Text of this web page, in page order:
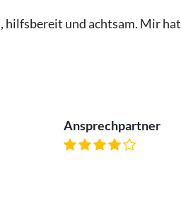
hilfsbereit und achtsam. Mir hat
Ansprechpartner